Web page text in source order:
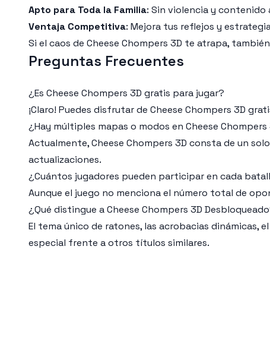
Apto para Toda la Familia: Sin violencia y contenido
Ventaja Competitiva: Mejora tus reflejos y
Si el caos de Cheese Chompers 3D te atrapa,
Preguntas Frecuentes
¿Es Cheese Chompers 3D gratis para jugar?
¡Claro! Puedes disfrutar de Cheese Chompers 3D
¿Hay múltiples mapas o modos en Cheese Chompers
Actualmente, Cheese Chompers 3D consta de un
actualizaciones.
¿Cuántos jugadores pueden participar en cada
Aunque el juego no menciona el número total de
¿Qué distingue a Cheese Chompers 3D
El tema único de ratones, las acrobacias
especial frente a otros títulos similares.